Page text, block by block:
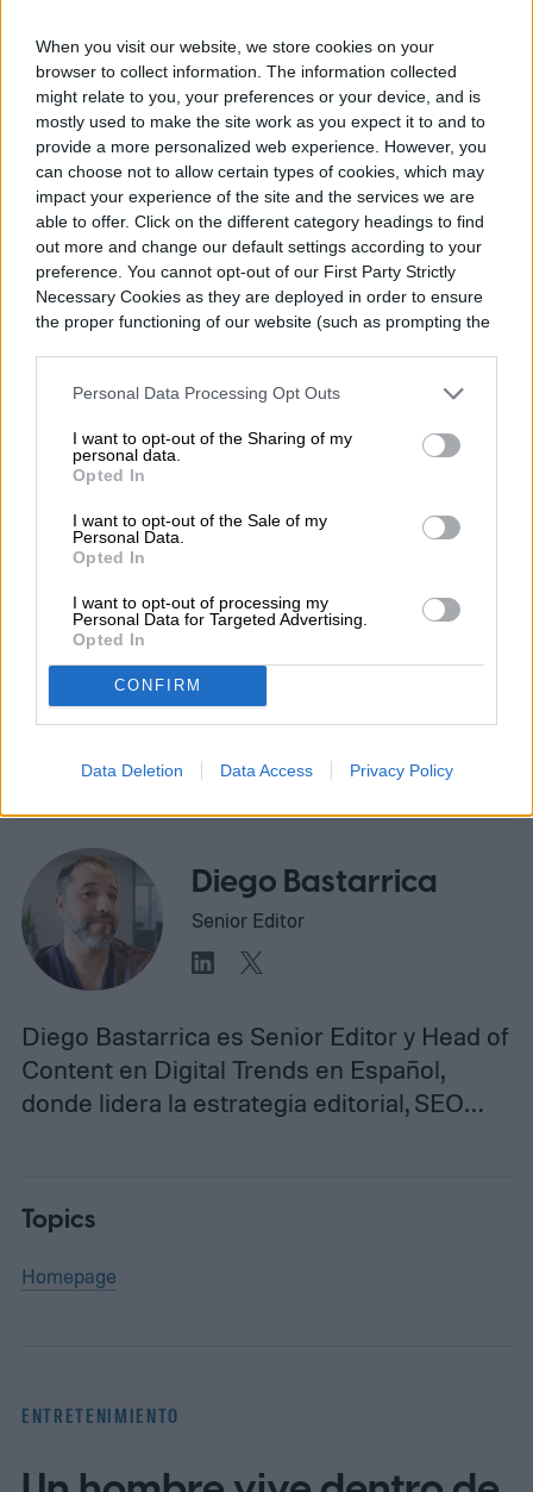
When you visit our website, we store cookies on your
browser to collect information. The information collected
might relate to you, your preferences or your device, and is
mostly used to make the site work as you expect it to and to
provide a more personalized web experience. However, you
can choose not to allow certain types of cookies, which may
impact your experience of the site and the services we are
able to offer. Click on the different category headings to find
out more and change our default settings according to your
preference. You cannot opt-out of our First Party Strictly
Necessary Cookies as they are deployed in order to ensure
the proper functioning of our website (such as prompting the
Personal Data Processing Opt Outs
I want to opt-out of the Sharing of my
personal data.
Opted In
I want to opt-out of the Sale of my
Personal Data.
Opted In
I want to opt-out of processing my
Personal Data for Targeted Advertising.
Opted In
CONFIRM
Data Deletion Data Access Privacy Policy
Apple TV+ está disponible por 9,99 dólares
Diego Bastarrica
Senior Editor
Diego Bastarrica es Senior Editor y Head of
Content en Digital Trends en Español,
donde lidera la estrategia editorial, SEO…
Topics
Homepage
ENTRETENIMIENTO